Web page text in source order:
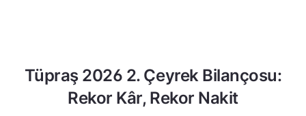
Tüpraş 2026 2. Çeyrek Bilançosu:
Rekor Kâr, Rekor Nakit